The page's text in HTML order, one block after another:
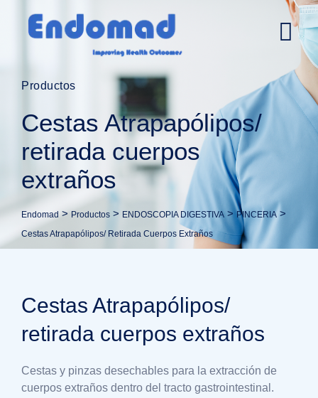
Productos
Cestas Atrapapólipos/
retirada cuerpos
extraños
Endomad > Productos > ENDOSCOPIA DIGESTIVA>PINCERIA>
Cestas Atrapapólipos/ Retirada Cuerpos Extraños
Cestas Atrapapólipos/
retirada cuerpos extraños
Cestas y pinzas desechables para la extracción de
cuerpos extraños dentro del tracto gastrointestinal.